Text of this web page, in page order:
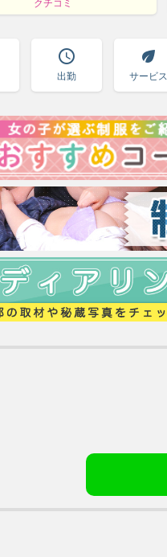
access_time
出勤
eco
サービス